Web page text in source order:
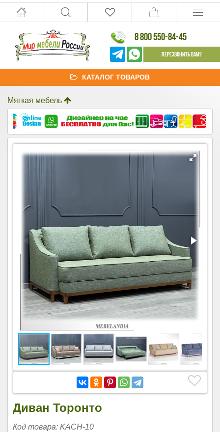
8 800 550-84-45
Перезвонить Вам?
КАТАЛОГ ТОВАРОВ
Мягкая мебель
Диван Торонто
Код товара: KACH-10